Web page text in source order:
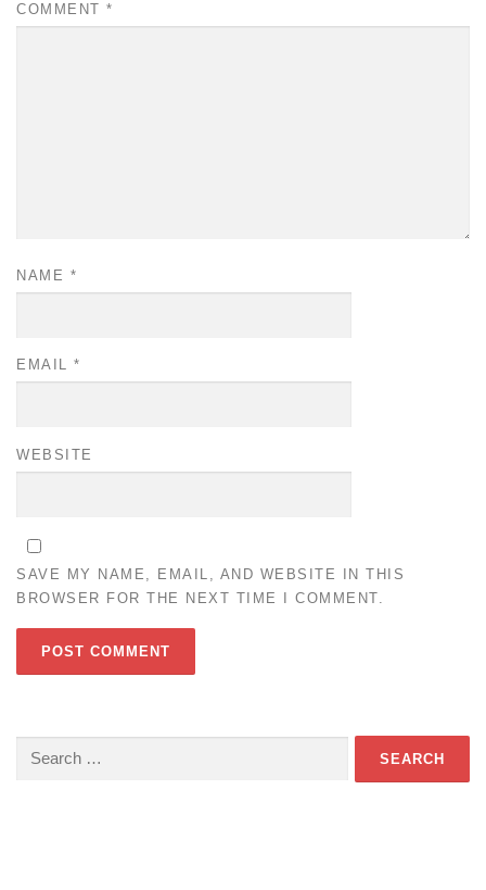
COMMENT *
NAME *
EMAIL *
WEBSITE
SAVE MY NAME, EMAIL, AND WEBSITE IN THIS
BROWSER FOR THE NEXT TIME I COMMENT.
Search